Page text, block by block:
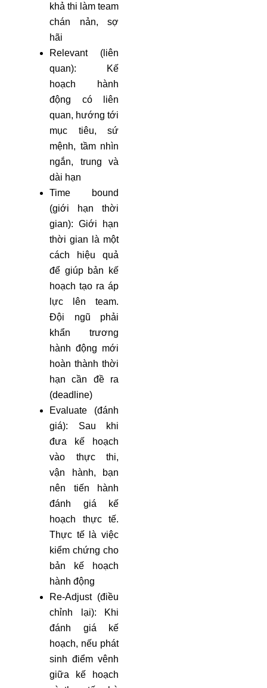
khả thi làm team
chán nản, sợ
hãi
Relevant (liên
quan): Kế
hoạch hành
động có liên
quan, hướng tới
mục tiêu, sứ
mệnh, tầm nhìn
ngắn, trung và
dài hạn
Time bound
(giới hạn thời
gian): Giới hạn
thời gian là một
cách hiệu quả
để giúp bản kế
hoạch tạo ra áp
lực lên team.
Đội ngũ phải
khẩn trương
hành động mới
hoàn thành thời
hạn cần đề ra
(deadline)
Evaluate (đánh
giá): Sau khi
đưa kế hoạch
vào thực thi,
vận hành, bạn
nên tiến hành
đánh giá kế
hoạch thực tế.
Thực tế là việc
kiểm chứng cho
bản kế hoạch
hành động
Re-Adjust (điều
chỉnh lại): Khi
đánh giá kế
hoạch, nếu phát
sinh điểm vênh
giữa kế hoạch